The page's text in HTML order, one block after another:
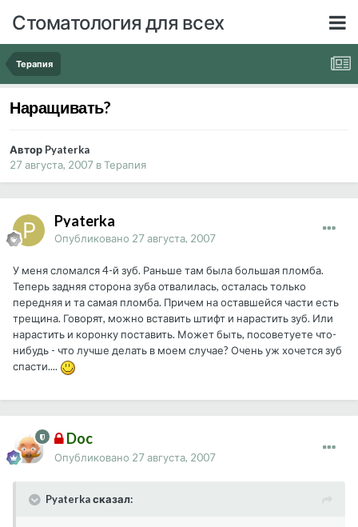
Стоматология для всех
Терапия
Наращивать?
Автор Pyaterka
27 августа, 2007 вТерапия
Pyaterka
Опубликовано 27 августа, 2007
У меня сломался 4-й зуб. Раньше там была большая пломба.
Теперь задняя сторона зуба отвалилась, осталась только
передняя и та самая пломба. Причем на оставшейся части есть
трещина. Говорят, можно вставить штифт и нарастить зуб. Или
нарастить и коронку поставить. Может быть, посоветуете что-
нибудь - что лучше делать в моем случае? Очень уж хочется зуб
спасти....
Doc
Опубликовано 27 августа, 2007
Pyaterka сказал: